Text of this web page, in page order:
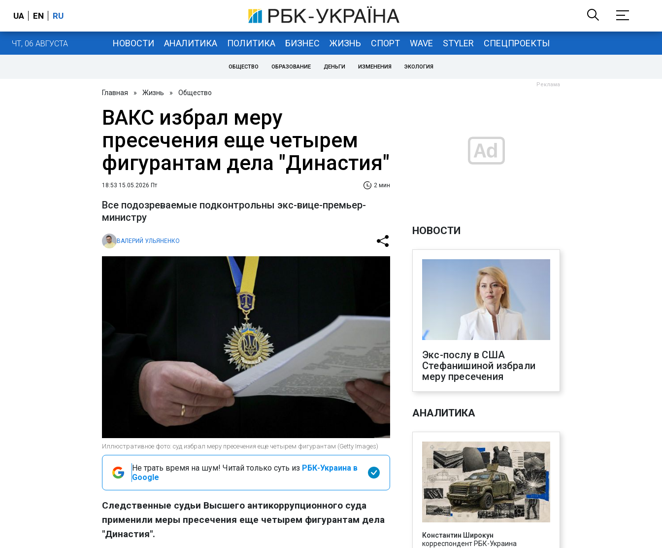
UA EN RU
ЧТ, 06 АВГУСТА НОВОСТИ АНАЛИТИКА ПОЛИТИКА БИЗНЕС ЖИЗНЬ СПОРТ WAVE STYLER СПЕЦПРОЕКТЫ
ОБЩЕСТВО ОБРАЗОВАНИЕ ДЕНЬГИ ИЗМЕНЕНИЯ ЭКОЛОГИЯ
Главная » Жизнь » Общество
ВАКС избрал меру
пресечения еще четырем
фигурантам дела "Династия"
18:53 15.05.2026 Пт 2 мин
Все подозреваемые подконтрольны экс-вице-премьер-
министру
ВАЛЕРИЙ УЛЬЯНЕНКО
Иллюстративное фото: суд избрал меру пресечения еще четырем фигурантам (Getty Images)
Не трать время на шум! Читай только суть из РБК-Украина в
Google
Следственные судьи Высшего антикоррупционного суда
применили меры пресечения еще четырем фигурантам дела
"Династия".
НОВОСТИ
Экс-послу в США
Стефанишиной избрали
меру пресечения
АНАЛИТИКА
Константин Широкун
корреспондент РБК-Украина